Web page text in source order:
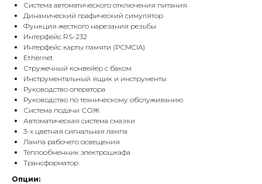
Система автоматического отключения питания
Динамический графический симулятор
Функция жесткого нарезания резьбы
Интерфейс RS-232
Интерфейс карты памяти (PCMCIA)
Ethernet
Стружечный конвейер с баком
Инструментальный ящик и инструменты
Руководство оператора
Руководство по техническому обслуживанию
Система подачи СОЖ
Автоматическая система смазки
3-х цветная сигнальная лампа
Лампа рабочего освещения
Теплообменник электрошкафа
Трансформатор
Опции: